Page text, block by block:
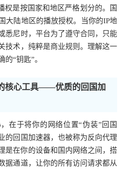
权是按国家和地区严格划分的。国
大陆地区的播放授权。当你的IP地
悉尼时，平台为了遵守合同，只能
技术，纯粹是商业规则。理解这一
的“钥匙”。
核心工具——优质的回国加
在于将你的网络位置“伪装”回国
的回国加速器，也被称为反向代理
是在你的设备和国内网络之间，搭
据通道，让你的所有访问请求都从